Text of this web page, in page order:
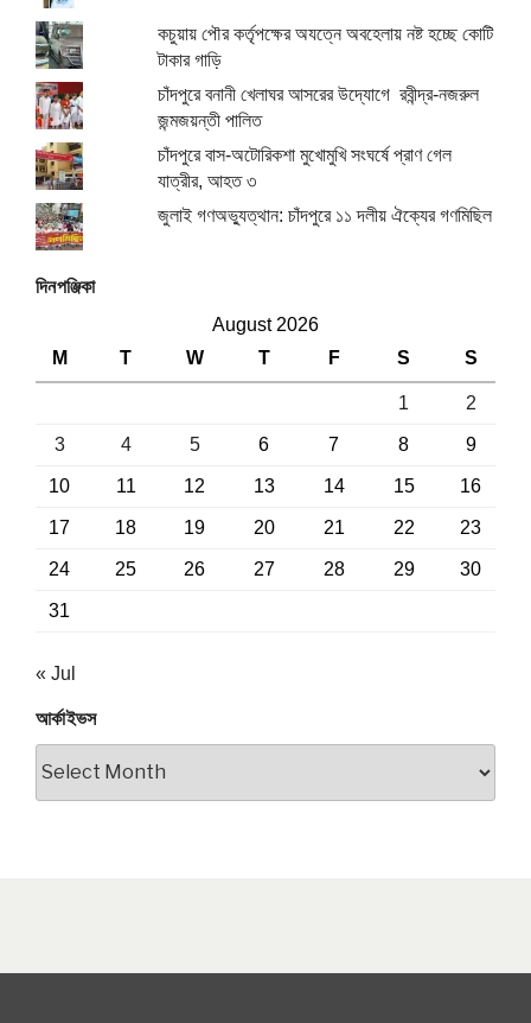
কচুয়ায় পৌর কর্তৃপক্ষের অযত্নে অবহেলায় নষ্ট হচ্ছে কোটি
টাকার গাড়ি
চাঁদপুরে বনানী খেলাঘর আসরের উদ্যোগে রবীন্দ্র-নজরুল
জন্মজয়ন্তী পালিত
চাঁদপুরে বাস-অটোরিকশা মুখোমুখি সংঘর্ষে প্রাণ গেল
যাত্রীর, আহত ৩
জুলাই গণঅভ্যুত্থান: চাঁদপুরে ১১ দলীয় ঐক্যের গণমিছিল
দিনপঞ্জিকা
August 2026
M
T W T F S S
1 2
3 4 5 6 7 8 9
10 11 12 13 14 15 16
17 18 19 20 21 22 23
24 25 26 27 28 29 30
31
« Jul
আর্কাইভস